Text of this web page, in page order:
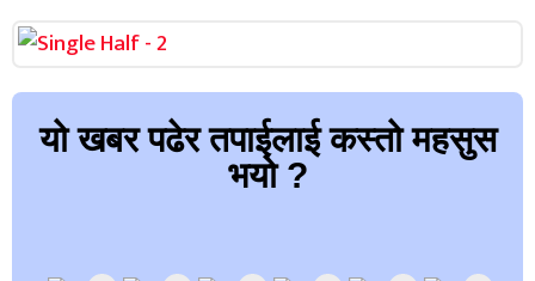
यो खबर पढेर तपाईलाई कस्तो महसुस
भयो ?